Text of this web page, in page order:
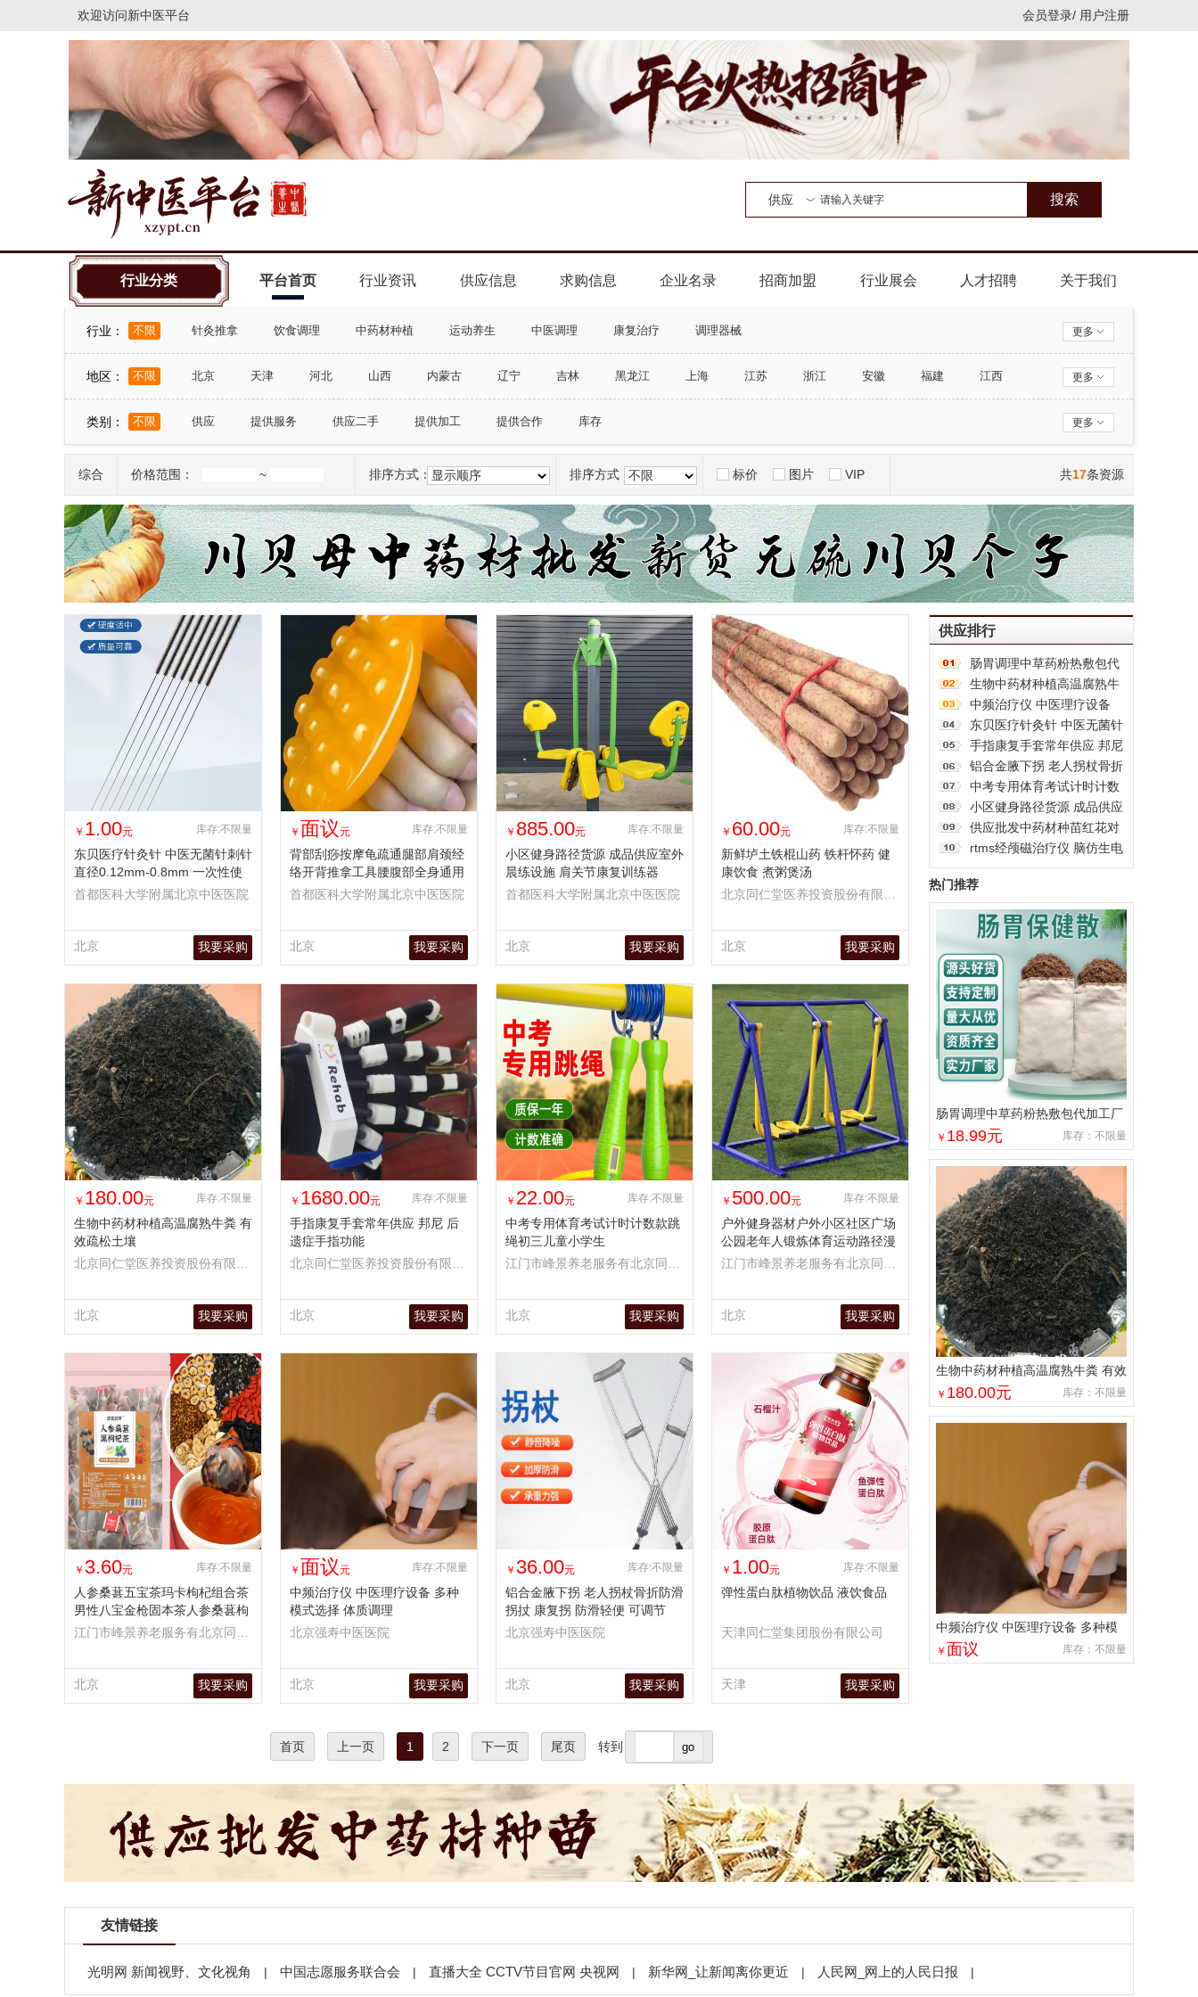
欢迎访问新中医平台 会员登录/ 用户注册
供应 搜索
行业分类 平台首页 行业资讯 供应信息 求购信息 企业名录 招商加盟 行业展会 人才招聘 关于我们
行业： 不限 针灸推拿 饮食调理 中药材种植 运动养生 中医调理 康复治疗 调理器械 更多
地区： 不限 北京 天津 河北 山西 内蒙古 辽宁 吉林 黑龙江 上海 江苏 浙江 安徽 福建
江西
山东
河南 湖北 湖南 广东 广西 海南 重庆市 四川 贵州 云南 西藏 陕西 甘肃
青海
宁夏
新疆 台湾 澳门
更多
类别： 不限 供应 提供服务 供应二手 提供加工 提供合作 库存 更多
共17条资源
综合 价格范围： ~ 排序方式：显示顺序 排序方式：不限 标价 图片 VIP
￥ 1.00元 库存:不限量
东贝医疗针灸针 中医无菌针刺针
直径0.12mm-0.8mm 一次性使
用
首都医科大学附属北京中医医院
北京 我要采购
￥ 面议元 库存:不限量
背部刮痧按摩龟疏通腿部肩颈经
络开背推拿工具腰腹部全身通用
神器
首都医科大学附属北京中医医院
北京 我要采购
￥ 885.00元 库存:不限量
小区健身路径货源 成品供应室外
晨练设施 肩关节康复训练器
首都医科大学附属北京中医医院
北京 我要采购
￥ 60.00元 库存:不限量
新鲜垆土铁棍山药 铁杆怀药 健
康饮食 煮粥煲汤
北京同仁堂医养投资股份有限公
北京 我要采购
￥ 180.00元 库存:不限量
生物中药材种植高温腐熟牛粪 有
效疏松土壤
北京同仁堂医养投资股份有限公
北京 我要采购
￥ 1680.00元 库存:不限量
手指康复手套常年供应 邦尼 后
遗症手指功能
北京同仁堂医养投资股份有限公
北京 我要采购
￥ 22.00元 库存:不限量
中考专用体育考试计时计数款跳
绳初三儿童小学生
江门市峰景养老服务有北京同世
北京 我要采购
￥ 500.00元 库存:不限量
户外健身器材户外小区社区广场
公园老年人锻炼体育运动路径漫
步机
江门市峰景养老服务有北京同世
北京 我要采购
￥ 3.60元 库存:不限量
人参桑葚五宝茶玛卡枸杞组合茶
男性八宝金枪固本茶人参桑葚枸
杞茶
江门市峰景养老服务有北京同世
北京 我要采购
￥ 面议元 库存:不限量
中频治疗仪 中医理疗设备 多种
模式选择 体质调理
北京强寿中医医院
北京 我要采购
￥ 36.00元 库存:不限量
铝合金腋下拐 老人拐杖骨折防滑
拐扙 康复拐 防滑轻便 可调节
北京强寿中医医院
北京 我要采购
￥ 1.00元 库存:不限量
弹性蛋白肽植物饮品 液饮食品
天津同仁堂集团股份有限公司
天津 我要采购
首页 上一页 1 2 下一页 尾页 转到
供应排行
肠胃调理中草药粉热敷包代
加工厂家 中医理疗馆加热外
敷粉包批发
生物中药材种植高温腐熟牛
粪 有效疏松土壤
中频治疗仪 中医理疗设备
多种模式选择 体质调理
东贝医疗针灸针 中医无菌针
刺针 直径0.12mm-0.8mm
一次性使用
手指康复手套常年供应 邦尼
后遗症手指功能
铝合金腋下拐 老人拐杖骨折
防滑拐扙 康复拐 防滑轻便
可调节
中考专用体育考试计时计数
款跳绳初三儿童小学生
小区健身路径货源 成品供应
室外晨练设施 肩关节康复训
练器
供应批发中药材种苗红花对
叶百部苗，种植基地直发
rtms经颅磁治疗仪 脑仿生电
治疗 医用脑循环康复设备
工厂直营
热门推荐
肠胃调理中草药粉热敷包代加工厂
家 中医理疗馆加热外敷粉包批发
￥ 18.99元 库存：不限量
生物中药材种植高温腐熟牛粪 有效
疏松土壤
￥ 180.00元 库存：不限量
中频治疗仪 中医理疗设备 多种模
式选择 体质调理
￥ 面议 库存：不限量
友情链接
光明网 新闻视野、文化视角 | 中国志愿服务联合会 | 直播大全 CCTV节目官网 央视网 | 新华网_让新闻离你更近 | 人民网_网上的人民日报 |